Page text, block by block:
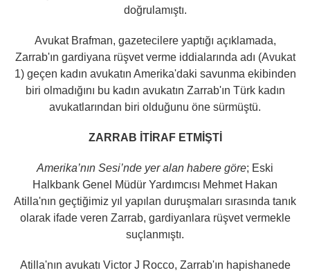
doğrulamıştı.
Avukat Brafman, gazetecilere yaptığı açıklamada,
Zarrab'ın gardiyana rüşvet verme iddialarında adı (Avukat
1) geçen kadın avukatın Amerika'daki savunma ekibinden
biri olmadığını bu kadın avukatın Zarrab'ın Türk kadın
avukatlarından biri olduğunu öne sürmüştü.
ZARRAB İTİRAF ETMİŞTİ
Amerika’nın Sesi’nde yer alan habere göre; Eski
Halkbank Genel Müdür Yardımcısı Mehmet Hakan
Atilla'nın geçtiğimiz yıl yapılan duruşmaları sırasında tanık
olarak ifade veren Zarrab, gardiyanlara rüşvet vermekle
suçlanmıştı.
Atilla'nın avukatı Victor J Rocco, Zarrab'ın hapishanede